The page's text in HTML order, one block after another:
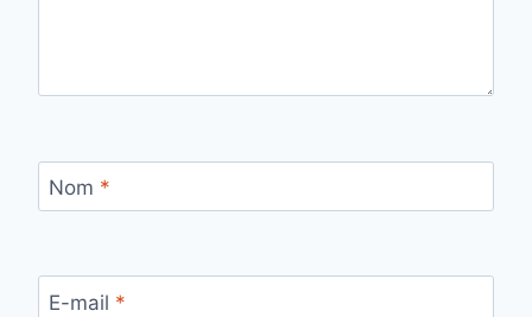
Nom *
E-mail *